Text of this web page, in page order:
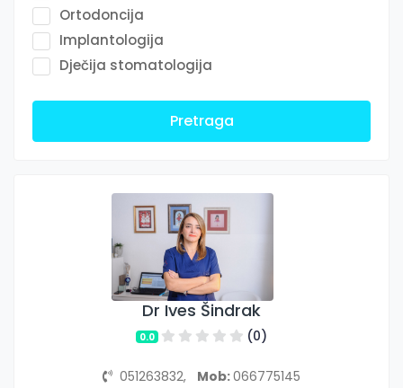
Ortodoncija
Implantologija
Dječija stomatologija
Pretraga
Dr Ives Šindrak
0.0 (0)
051263832, Mob:066775145